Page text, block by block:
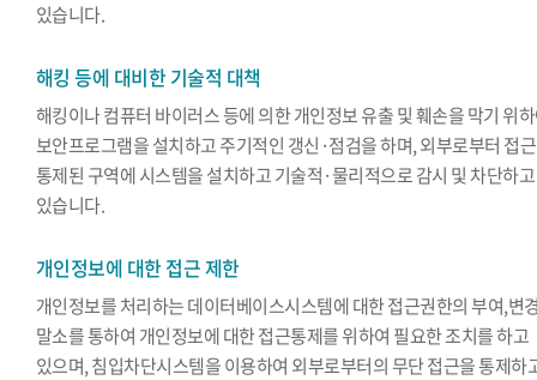
있습니다.
해킹 등에 대비한 기술적 대책
해킹이나 컴퓨터 바이러스 등에 의한 개인정보 유출 및 훼손을 막기 위
보안프로그램을 설치하고 주기적인 갱신·점검을 하며, 외부로부터 접
통제된 구역에 시스템을 설치하고 기술적·물리적으로 감시 및 차단하고
있습니다.
개인정보에 대한 접근 제한
개인정보를 처리하는 데이터베이스시스템에 대한 접근권한의 부여,변
말소를 통하여 개인정보에 대한 접근통제를 위하여 필요한 조치를 하고
있으며, 침입차단시스템을 이용하여 외부로부터의 무단 접근을 통제하